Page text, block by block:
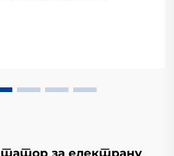
за електрану